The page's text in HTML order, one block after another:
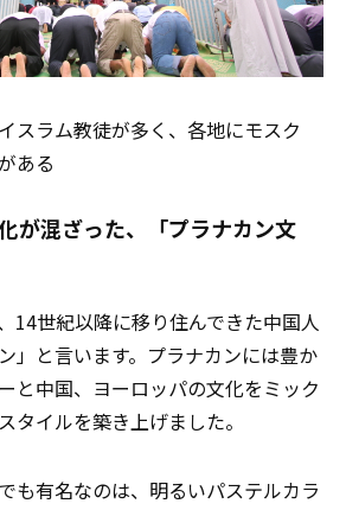
スラム教徒が多く、各地にモスク
ある
が混ざった、「プラナカン文
14世紀以降に移り住んできた中国人
」と言います。プラナカンには豊か
と中国、ヨーロッパの文化をミック
タイルを築き上げました。
も有名なのは、明るいパステルカラ